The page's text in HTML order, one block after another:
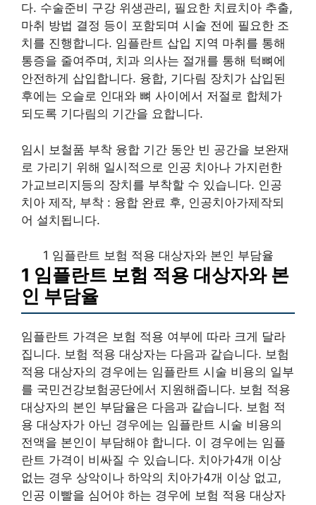
다. 수술준비 구강 위생관리, 필요한 치료치아 추출,
마취 방법 결정 등이 포함되며 시술 전에 필요한 조
치를 진행합니다. 임플란트 삽입 지역 마취를 통해
통증을 줄여주며, 치과 의사는 절개를 통해 턱뼈에
안전하게 삽입합니다. 융합, 기다림 장치가 삽입된
후에는 오슬로 인대와 뼈 사이에서 저절로 합체가
되도록 기다림의 기간을 요합니다.
임시 보철품 부착 융합 기간 동안 빈 공간을 보완재
로 가리기 위해 일시적으로 인공 치아나 가지런한
가교브리지등의 장치를 부착할 수 있습니다. 인공
치아 제작, 부착 : 융합 완료 후, 인공치아가제작되
어 설치됩니다.
1 임플란트 보험 적용 대상자와 본인 부담율
1 임플란트 보험 적용 대상자와 본
인 부담율
임플란트 가격은 보험 적용 여부에 따라 크게 달라
집니다. 보험 적용 대상자는 다음과 같습니다. 보험
적용 대상자의 경우에는 임플란트 시술 비용의 일부
를 국민건강보험공단에서 지원해줍니다. 보험 적용
대상자의 본인 부담율은 다음과 같습니다. 보험 적
용 대상자가 아닌 경우에는 임플란트 시술 비용의
전액을 본인이 부담해야 합니다. 이 경우에는 임플
란트 가격이 비싸질 수 있습니다. 치아가4개 이상
없는 경우 상악이나 하악의 치아가4개 이상 없고,
인공 이빨을 심어야 하는 경우에 보험 적용 대상자